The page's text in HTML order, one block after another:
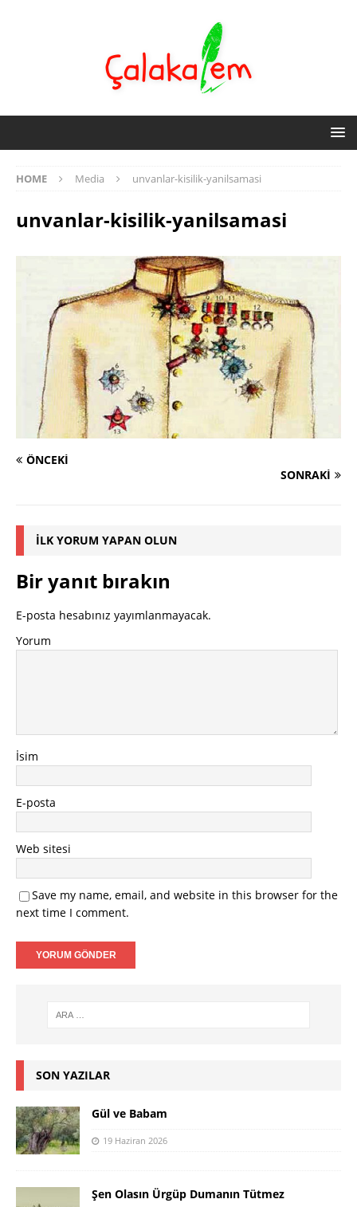
HOME Media unvanlar-kisilik-yanilsamasi
unvanlar-kisilik-yanilsamasi
ÖNCEKI
SONRAKI
İLK YORUM YAPAN OLUN
Bir yanıt bırakın
E-posta hesabınız yayımlanmayacak.
Yorum
İsim
E-posta
Web sitesi
Save my name, email, and website in this browser for the
next time I comment.
SON YAZILAR
Gül ve Babam
19 Haziran 2026
Şen Olasın Ürgüp Dumanın Tütmez